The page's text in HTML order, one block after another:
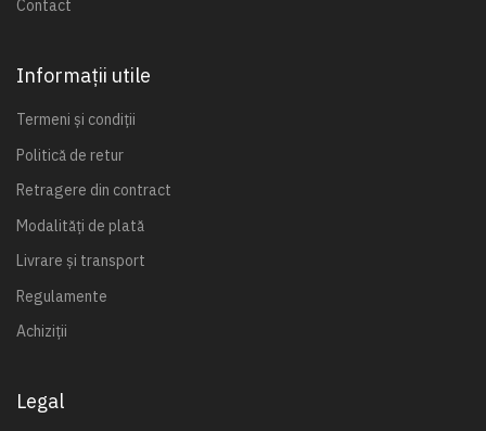
Contact
Informații utile
Termeni și condiții
Politică de retur
Retragere din contract
Modalități de plată
Livrare și transport
Regulamente
Achiziții
Legal